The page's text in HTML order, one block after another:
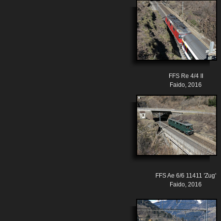
FFS Re 4/4 II
Faido, 2016
FFS Ae 6/6 11411 'Zug'
Faido, 2016